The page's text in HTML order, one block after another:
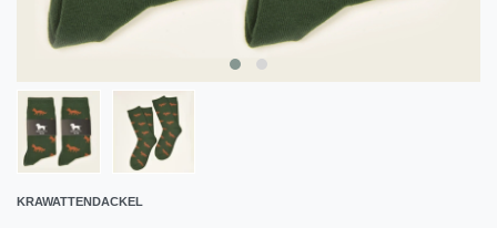
KRAWATTENDACKEL